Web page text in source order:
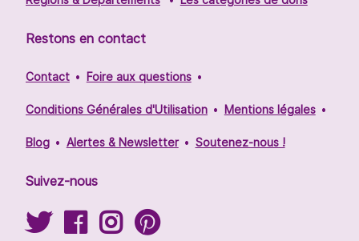
Restons en contact
Contact Foire aux questions
Conditions Générales d'Utilisation Mentions légales
Blog Alertes & Newsletter Soutenez-nous !
Suivez-nous